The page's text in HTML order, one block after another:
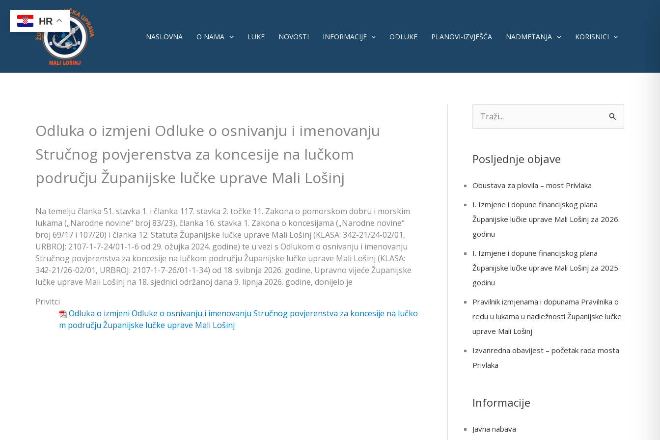
content
NASLOVNA O NAMA LUKE NOVOSTI INFORMACIJE ODLUKE PLANOVI-IZVJEŠĆA NADMETANJA KORISNICI
Odluka o izmjeni Odluke o osnivanju i imenovanju
Stručnog povjerenstva za koncesije na lučkom
području Županijske lučke uprave Mali Lošinj
Na temelju članka 51. stavka 1. i članka 117. stavka 2. točke 11. Zakona o pomorskom dobru i morskim
lukama („Narodne novine“ broj 83/23), članka 16. stavka 1. Zakona o koncesijama („Narodne novine“
broj 69/17 i 107/20) i članka 12. Statuta Županijske lučke uprave Mali Lošinj (KLASA: 342-21/24-02/01,
URBROJ: 2107-1-7-24/01-1-6 od 29. ožujka 2024. godine) te u vezi s Odlukom o osnivanju i imenovanju
Stručnog povjerenstva za koncesije na lučkom području Županijske lučke uprave Mali Lošinj (KLASA:
342-21/26-02/01, URBROJ: 2107-1-7-26/01-1-34) od 18. svibnja 2026. godine, Upravno vijeće Županijske
lučke uprave Mali Lošinj na 18. sjednici održanoj dana 9. lipnja 2026. godine, donijelo je
Privitci
Odluka o izmjeni Odluke o osnivanju i imenovanju Stručnog povjerenstva za koncesije na lučko
m području Županijske lučke uprave Mali Lošinj
r
c
f
Posljednje objave
Obustava za plovila – most Privlaka
I. Izmjene i dopune financijskog plana
Županijske lučke uprave Mali Lošinj za 2026.
godinu
I. Izmjene i dopune financijskog plana
Županijske lučke uprave Mali Lošinj za 2025.
godinu
Pravilnik izmjenama i dopunama Pravilnika o
redu u lukama u nadležnosti Županijske lučke
uprave Mali Lošinj
Izvanredna obavijest – početak rada mosta
Privlaka
Informacije
Javna nabava
HR